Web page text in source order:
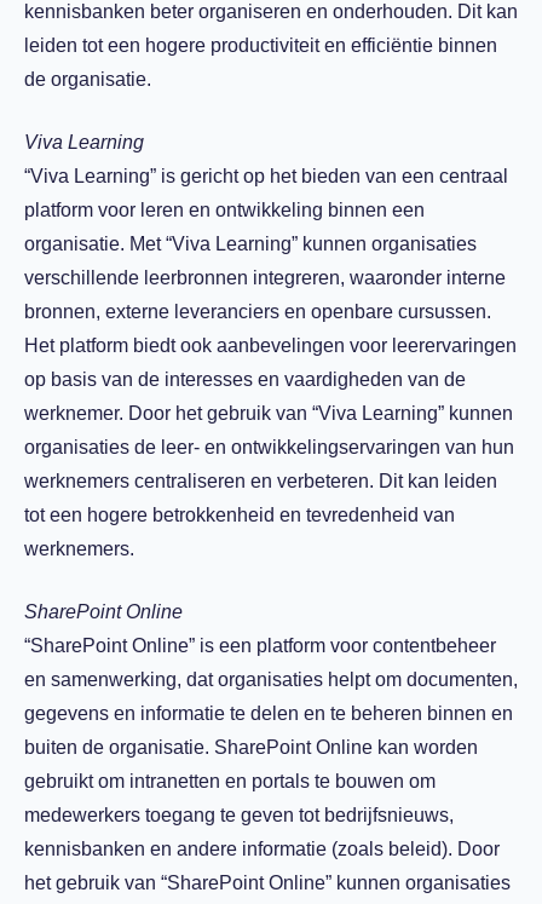
kennisbanken beter organiseren en onderhouden. Dit kan
leiden tot een hogere productiviteit en efficiëntie binnen
de organisatie.
Viva Learning
“Viva Learning” is gericht op het bieden van een centraal
platform voor leren en ontwikkeling binnen een
organisatie. Met “Viva Learning” kunnen organisaties
verschillende leerbronnen integreren, waaronder interne
bronnen, externe leveranciers en openbare cursussen.
Het platform biedt ook aanbevelingen voor leerervaringen
op basis van de interesses en vaardigheden van de
werknemer. Door het gebruik van “Viva Learning” kunnen
organisaties de leer- en ontwikkelingservaringen van hun
werknemers centraliseren en verbeteren. Dit kan leiden
tot een hogere betrokkenheid en tevredenheid van
werknemers.
SharePoint Online
“SharePoint Online” is een platform voor contentbeheer
en samenwerking, dat organisaties helpt om documenten,
gegevens en informatie te delen en te beheren binnen en
buiten de organisatie. SharePoint Online kan worden
gebruikt om intranetten en portals te bouwen om
medewerkers toegang te geven tot bedrijfsnieuws,
kennisbanken en andere informatie (zoals beleid). Door
het gebruik van “SharePoint Online” kunnen organisaties